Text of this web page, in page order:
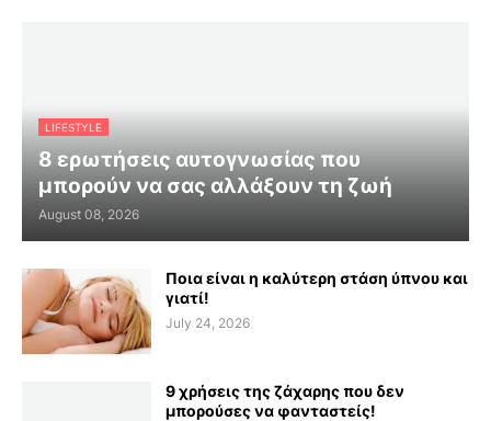
LIFESTYLE
8 ερωτήσεις αυτογνωσίας που
μπορούν να σας αλλάξουν τη ζωή
August 08, 2026
Ποια είναι η καλύτερη στάση ύπνου και
γιατί!
July 24, 2026
9 χρήσεις της ζάχαρης που δεν
μπορούσες να φανταστείς!